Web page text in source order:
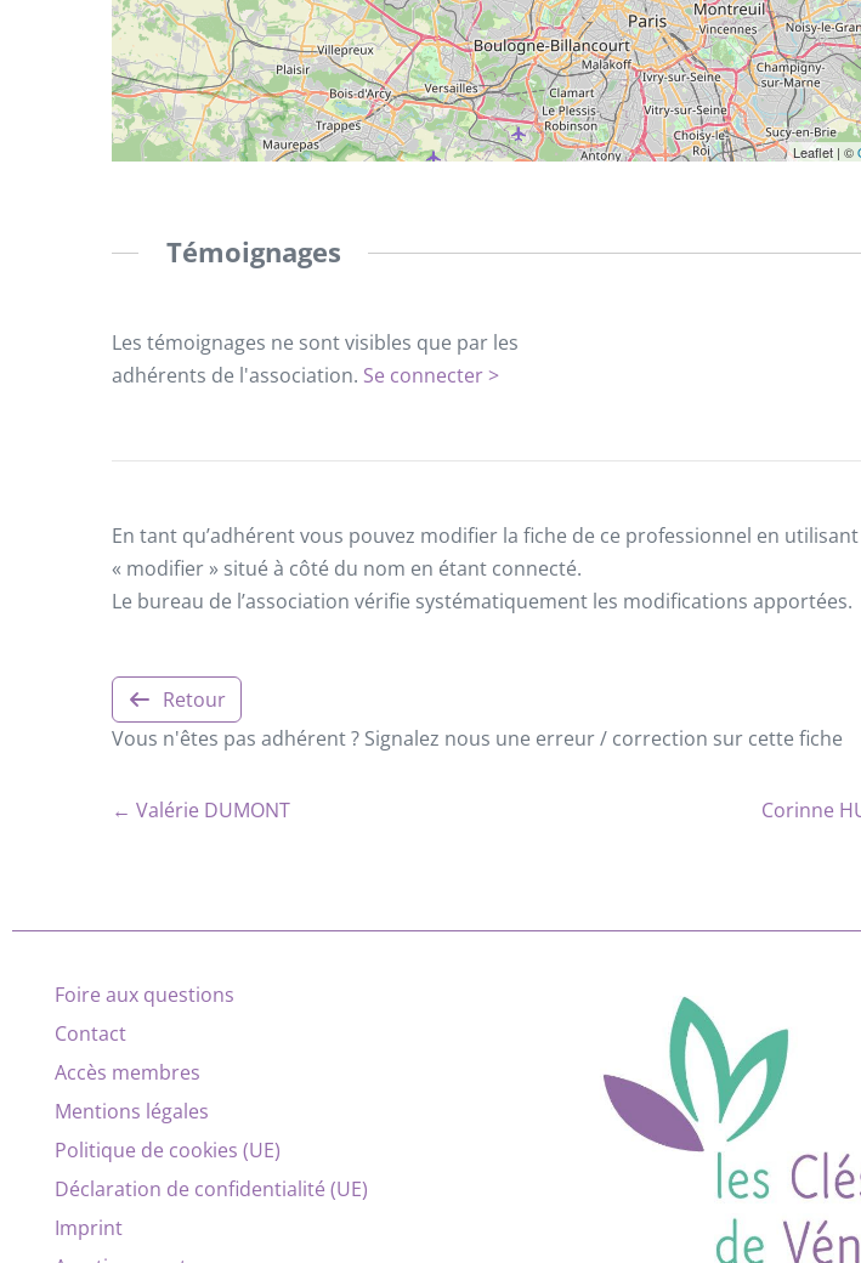
Leaflet | ©
Témoignages
Les témoignages ne sont visibles que par les
adhérents de l'association. Se connecter >
En tant qu’adhérent vous pouvez modifier la fiche de ce professionnel en
« modifier » situé à côté du nom en étant connecté.
Le bureau de l’association vérifie systématiquement les modifications apportées.
Retour
Vous n'êtes pas adhérent ? Signalez nous une erreur / correction sur cette fiche
← Valérie DUMONT Corinne
Foire aux questions
Contact
Accès membres
Mentions légales
Politique de cookies (UE)
Déclaration de confidentialité (UE)
Imprint